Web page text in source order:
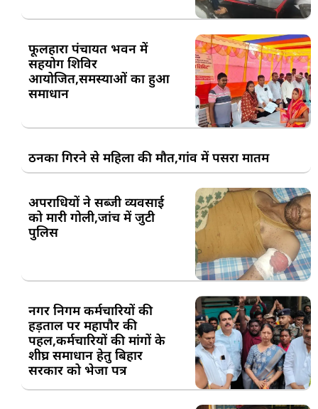
फूलहारा पंचायत भवन में
सहयोग शिविर
आयोजित,समस्याओं का हुआ
समाधान
ठनका गिरने से महिला की मौत,गांव में पसरा मातम
अपराधियों ने सब्जी व्यवसाई
को मारी गोली,जांच में जुटी
पुलिस
नगर निगम कर्मचारियों की
हड़ताल पर महापौर की
पहल,कर्मचारियों की मांगों के
शीघ्र समाधान हेतु बिहार
सरकार को भेजा पत्र